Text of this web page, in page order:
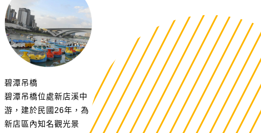
碧潭吊橋
碧潭吊橋位處新店溪中
游，建於民國26年，為
新店區內知名觀光景